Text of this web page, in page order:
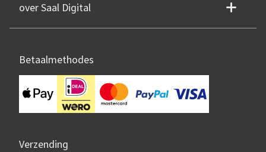
over Saal Digital
Betaalmethodes
Verzending